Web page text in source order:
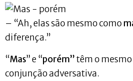
– “Ah, elas são mesmo como
diferença.”
“Mas” e “porém”têm o
conjunção adversativa.